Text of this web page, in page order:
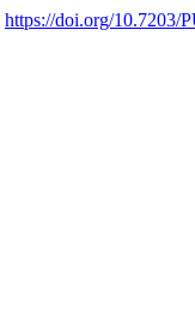
https://doi.org/10.7203/